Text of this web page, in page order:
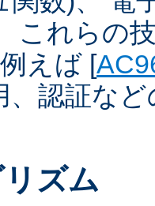
これらの
えば [
、認証な
ズム